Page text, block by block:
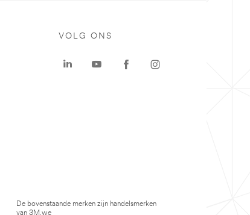
VOLG ONS
De bovenstaande merken zijn handelsmerken
van 3M.we